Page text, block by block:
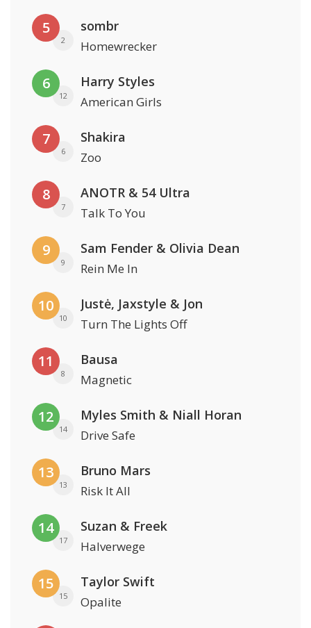
5
2
sombr
Homewrecker
6
12
Harry Styles
American Girls
7
6
Shakira
Zoo
8
7
ANOTR & 54 Ultra
Talk To You
9
9
Sam Fender & Olivia Dean
Rein Me In
10
10
Justė, Jaxstyle & Jon
Turn The Lights Off
11
8
Bausa
Magnetic
12
14
Myles Smith & Niall Horan
Drive Safe
13
13
Bruno Mars
Risk It All
14
17
Suzan & Freek
Halverwege
15
15
Taylor Swift
Opalite